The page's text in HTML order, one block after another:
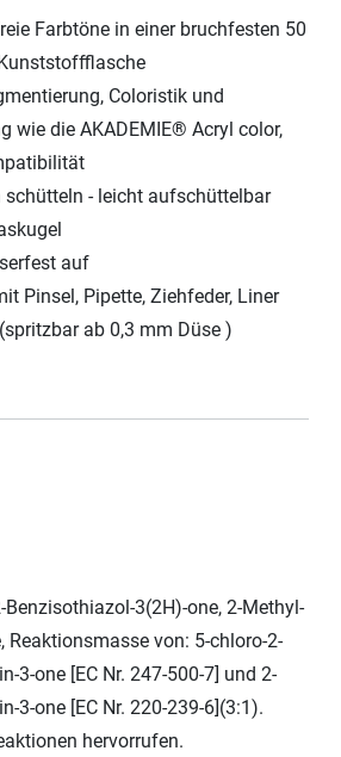
Farbtöne in einer bruchfesten 50
Coloristik und
wie die AKADEMIE® Acryl color,
schütteln - leicht aufschüttelbar
auf
Pinsel, Pipette, Ziehfeder, Liner
ab 0,3 mm Düse )
Benzisothiazol-3(2H)-one, 2-Methyl-
Reaktionsmasse von: 5-chloro-2-
3-one [EC Nr. 247-500-7] und 2-
3-one [EC Nr. 220-239-6](3:1).
hervorrufen.